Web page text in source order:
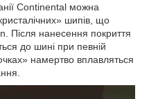
Continental можна
шипів, що
Після нанесення покриття
до шині при певній
намертво вплавляться